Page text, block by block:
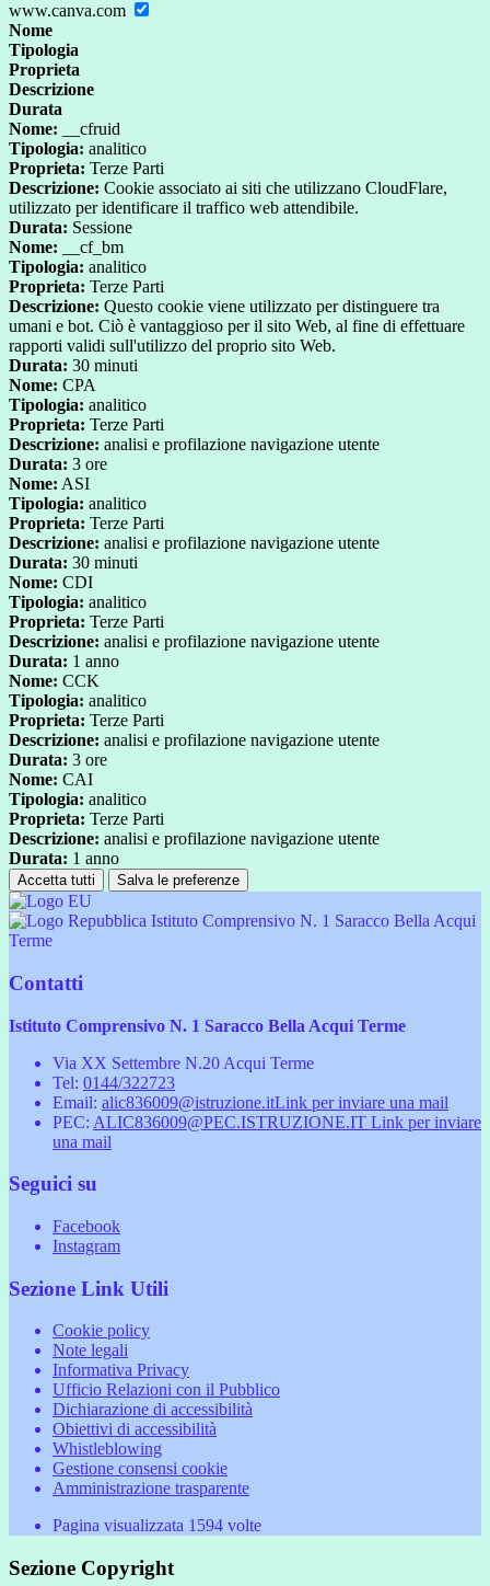
www.canva.com
Nome
Tipologia
Proprieta
Descrizione
Durata
Nome: __cfruid
Tipologia: analitico
Proprieta: Terze Parti
Descrizione: Cookie associato ai siti che utilizzano CloudFlare,
utilizzato per identificare il traffico web attendibile.
Durata: Sessione
Nome: __cf_bm
Tipologia: analitico
Proprieta: Terze Parti
Descrizione: Questo cookie viene utilizzato per distinguere tra
umani e bot. Ciò è vantaggioso per il sito Web, al fine di effettuare
rapporti validi sull'utilizzo del proprio sito Web.
Durata: 30 minuti
Nome: CPA
Tipologia: analitico
Proprieta: Terze Parti
Descrizione: analisi e profilazione navigazione utente
Durata: 3 ore
Nome: ASI
Tipologia: analitico
Proprieta: Terze Parti
Descrizione: analisi e profilazione navigazione utente
Durata: 30 minuti
Nome: CDI
Tipologia: analitico
Proprieta: Terze Parti
Descrizione: analisi e profilazione navigazione utente
Durata: 1 anno
Nome: CCK
Tipologia: analitico
Proprieta: Terze Parti
Descrizione: analisi e profilazione navigazione utente
Durata: 3 ore
Nome: CAI
Tipologia: analitico
Proprieta: Terze Parti
Descrizione: analisi e profilazione navigazione utente
Durata: 1 anno
Accetta tutti Salva le preferenze
Istituto Comprensivo N. 1 Saracco Bella Acqui
Terme
Contatti
Istituto Comprensivo N. 1 Saracco Bella Acqui Terme
Via XX Settembre N.20 Acqui Terme
Tel: 0144/322723
Email: alic836009@istruzione.itLink per inviare una mail
PEC: ALIC836009@PEC.ISTRUZIONE.IT Link per inviare
una mail
Seguici su
Facebook
Instagram
Sezione Link Utili
Cookie policy
Note legali
Informativa Privacy
Ufficio Relazioni con il Pubblico
Dichiarazione di accessibilità
Obiettivi di accessibilità
Whistleblowing
Gestione consensi cookie
Amministrazione trasparente
Pagina visualizzata 1594 volte
Sezione Copyright